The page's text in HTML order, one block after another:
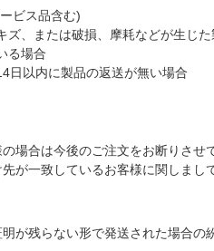
ビス品含む)
ズ、または破損、摩耗などが生じた
る場合
日以内に製品の返送が無い場合
場合は今後のご注文をお断りさせ
が一致しているお客様に関しまし
が残らない形で発送された場合